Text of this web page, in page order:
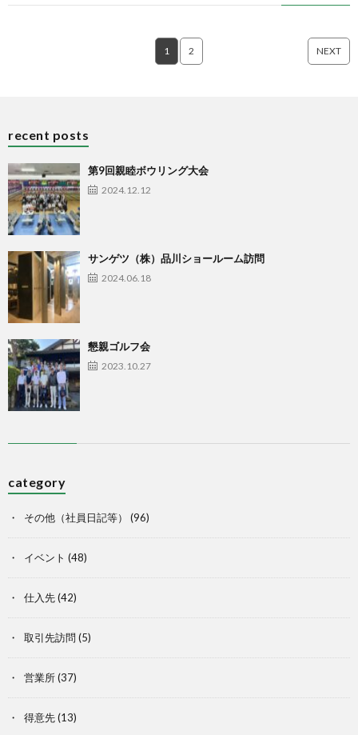
1 2 NEXT
recent posts
第9回親睦ボウリング大会
2024.12.12
サンゲツ（株）品川ショールーム訪問
2024.06.18
懇親ゴルフ会
2023.10.27
category
その他（社員日記等） (96)
イベント (48)
仕入先(42)
取引先訪問 (5)
営業所(37)
得意先(13)